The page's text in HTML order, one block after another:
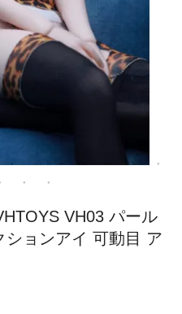
VH03 パール
ョンアイ 可動目 ア